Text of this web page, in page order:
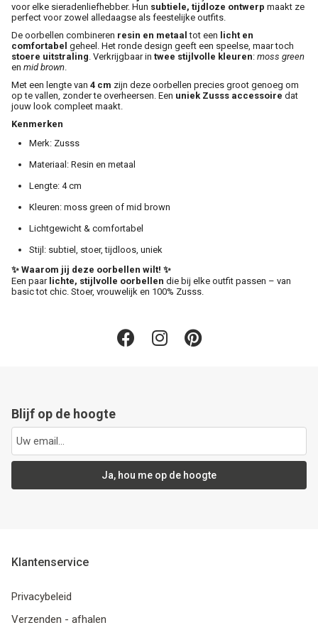
voor elke sieradenliefhebber. Hun subtiele, tijdloze ontwerp maakt ze
perfect voor zowel alledaagse als feestelijke outfits.
De oorbellen combineren resin en metaal tot een licht en
comfortabel geheel. Het ronde design geeft een speelse, maar toch
stoere uitstraling . Verkrijgbaar in twee stijlvolle kleuren: moss green
en mid brown
Met een lengte van 4 cm zijn deze oorbellen precies groot genoeg om
op te vallen, zonder te overheersen. Een uniek Zusss accessoire dat
jouw look compleet maakt.
Kenmerken
Merk: Zusss
Materiaal: Resin en metaal
Lengte: 4 cm
Kleuren: moss green of mid brown
Lichtgewicht & comfortabel
Stijl: subtiel, stoer, tijdloos, uniek
✨ Waarom jij deze oorbellen wilt! ✨
Een paar lichte, stijlvolle oorbellen die bij elke outfit passen – van
basic tot chic. Stoer, vrouwelijk en 100% Zusss.
Blijf op de hoogte
Ja, hou me op de hoogte
Klantenservice
Privacybeleid
Verzenden - afhalen